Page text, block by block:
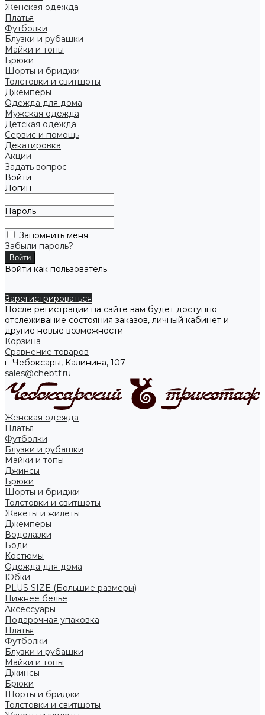
Женская одежда
Платья
Футболки
Блузки и рубашки
Майки и топы
Брюки
Шорты и бриджи
Толстовки и свитшоты
Джемперы
Одежда для дома
Мужская одежда
Детская одежда
Сервис и помощь
Декатировка
Акции
Задать вопрос
Войти
Логин
Пароль
Запомнить меня
Забыли пароль?
Войти как пользователь
Зарегистрироваться
После регистрации на сайте вам будет доступно
отслеживание состояния заказов, личный кабинет и
другие новые возможности
Корзина
Сравнение товаров
г. Чебоксары, Калинина, 107
sales@chebtf.ru
Женская одежда
Платья
Футболки
Блузки и рубашки
Майки и топы
Джинсы
Брюки
Шорты и бриджи
Толстовки и свитшоты
Жакеты и жилеты
Джемперы
Водолазки
Боди
Костюмы
Одежда для дома
Юбки
PLUS SIZE (Большие размеры)
Нижнее белье
Аксессуары
Подарочная упаковка
Платья
Футболки
Блузки и рубашки
Майки и топы
Джинсы
Брюки
Шорты и бриджи
Толстовки и свитшоты